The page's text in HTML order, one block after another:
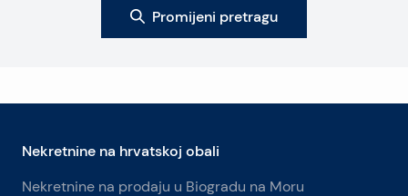
Promijeni pretragu
Nekretnine na hrvatskoj obali
Nekretnine na prodaju u Biogradu na Moru